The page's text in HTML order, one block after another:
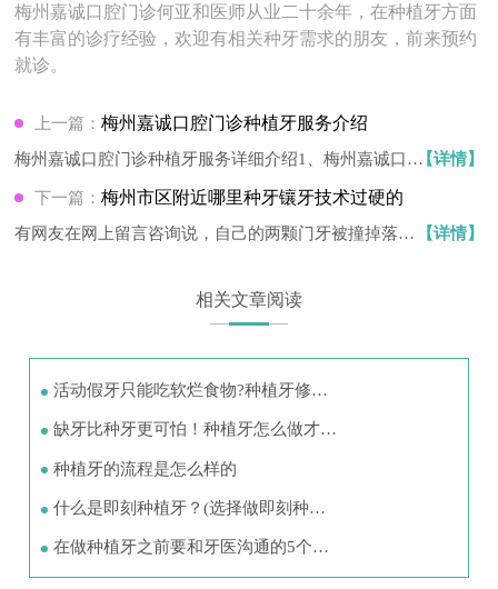
梅州嘉诚口腔门诊何亚和医师从业二十余年，在种植牙方面
有丰富的诊疗经验，欢迎有相关种牙需求的朋友，前来预约
就诊。
上一篇：梅州嘉诚口腔门诊种植牙服务介绍
梅州嘉诚口腔门诊种植牙服务详细介绍1、梅州嘉诚口腔【详情】
下一篇：梅州市区附近哪里种牙镶牙技术过硬的
有网友在网上留言咨询说，自己的两颗门牙被撞掉落
【详情】
相关文章阅读
活动假牙只能吃软烂食物?种植牙修…
缺牙比种牙更可怕！种植牙怎么做才…
种植牙的流程是怎么样的
什么是即刻种植牙？(选择做即刻种…
在做种植牙之前要和牙医沟通的5个…